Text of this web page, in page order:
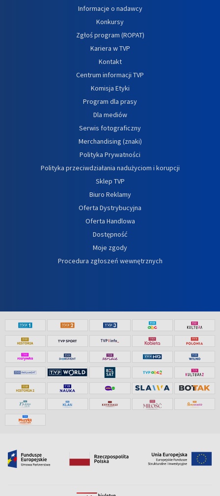
Informacje o nadawcy
Konkursy
Zgłoś program (ROPAT)
Kariera w TVP
Kontakt
Centrum informacji TVP
Komisja Etyki
Program dla prasy
Dla mediów
Serwis fotograficzny
Merchandising (znaki)
Polityka Prywatności
Polityka przeciwdziałania nadużyciom i korupcji
Sklep TVP
Biuro Reklamy
Oferta Dystrybucyjna
Oferta Handlowa
Dostępność
Moje zgody
Procedura zgłoszeń wewnętrznych